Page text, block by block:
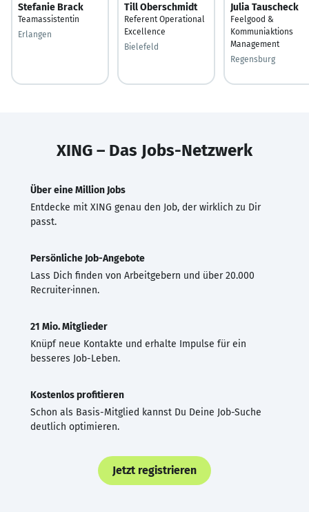
Stefanie Brack
Teamassistentin
Erlangen
Till Oberschmidt
Referent Operational
Excellence
Bielefeld
Julia Tauscheck
Feelgood &
Kommuniaktions
Management
Regensburg
XING – Das Jobs-Netzwerk
Über eine Million Jobs
Entdecke mit XING genau den Job, der wirklich zu Dir
passt.
Persönliche Job-Angebote
Lass Dich finden von Arbeitgebern und über 20.000
Recruiter·innen.
21 Mio. Mitglieder
Knüpf neue Kontakte und erhalte Impulse für ein
besseres Job-Leben.
Kostenlos profitieren
Schon als Basis-Mitglied kannst Du Deine Job-Suche
deutlich optimieren.
Jetzt registrieren